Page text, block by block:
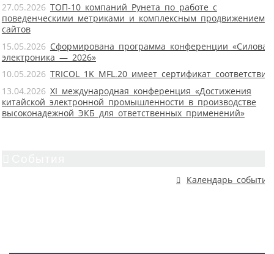
27.05.2026 ТОП-10 компаний Рунета по работе с
поведенческими метриками и комплексным продвижением
сайтов
15.05.2026 Сформирована программа конференции «Силовая
электроника — 2026»
10.05.2026 TRICOL 1K MFL.20 имеет сертификат соответствия
13.04.2026 XI международная конференция «Достижения
китайской электронной промышленности в производстве
высоконадежной ЭКБ для ответственных применений»
Календарь событий